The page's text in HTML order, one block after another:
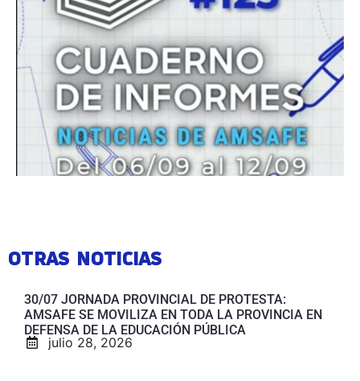
OTRAS NOTICIAS
30/07 JORNADA PROVINCIAL DE PROTESTA:
AMSAFE SE MOVILIZA EN TODA LA PROVINCIA EN
DEFENSA DE LA EDUCACIÓN PÚBLICA
julio 28, 2026